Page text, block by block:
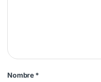
Nombre *